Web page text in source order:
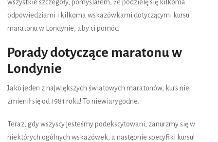
wszystkie szczegóły, pomyślałem, że podzielę się kilkoma
odpowiedziami i kilkoma wskazówkami dotyczącymi kursu
maratonu w Londynie, aby ci pomóc.
Porady dotyczące maratonu w
Londynie
Jako jeden z największych światowych maratonów, kurs nie
zmienił się od 1981 roku! To niewiarygodne.
Teraz, gdy wszyscy jesteśmy podekscytowani, zanurzmy się w
niektórych ogólnych wskazówek, a następnie specyfiki kursu!